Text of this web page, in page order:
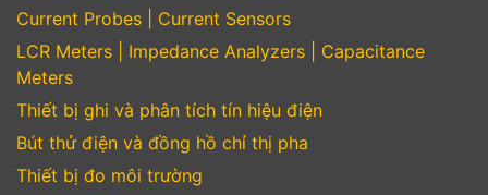
Current Probes | Current Sensors
LCR Meters | Impedance Analyzers | Capacitance
Meters
Thiết bị ghi và phân tích tín hiệu điện
Bút thử điện và đồng hồ chỉ thị pha
Thiết bị đo môi trường